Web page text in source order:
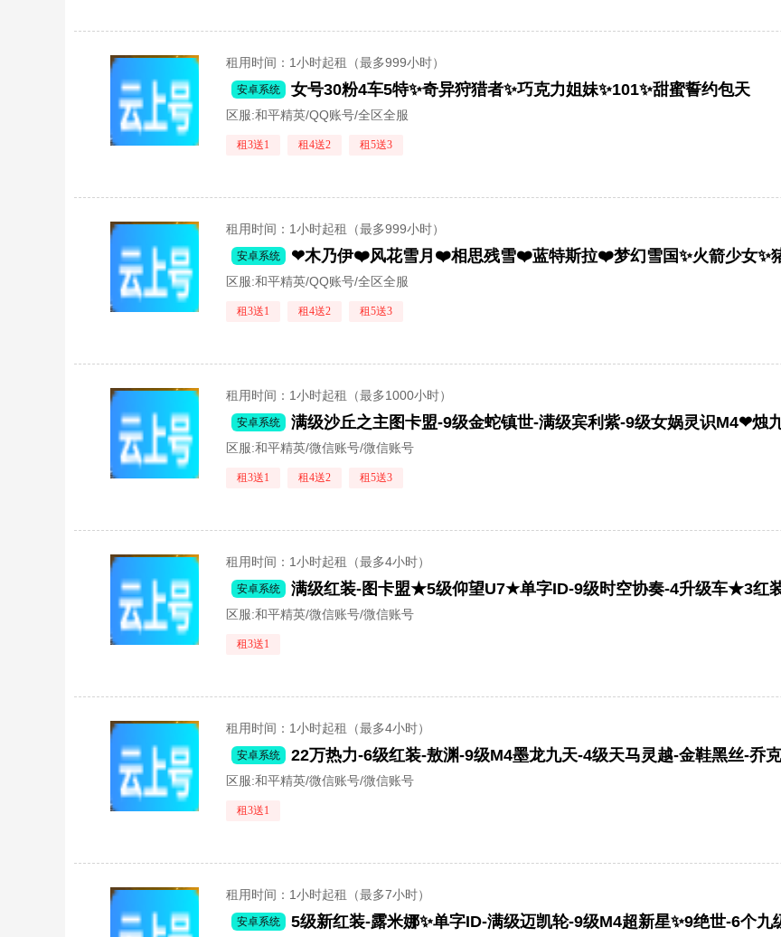
租用时间 ：1小时起租（最多999小时）
安卓系统 女号30粉4车5特✨奇异狩猎者✨巧克力姐妹✨101✨甜蜜誓约包天
区服:和平精英/QQ账号/全区全服
租3送1 租4送2 租5送3
租用时间 ：1小时起租（最多999小时）
安卓系统
区服:和平精英/QQ账号/全区全服
租3送1 租4送2 租5送3
租用时间 ：1小时起租（最多1000小时）
安卓系统
区服:和平精英/微信账号/微信账号
租3送1 租4送2 租5送3
租用时间 ：1小时起租（最多4小时）
安卓系统
区服:和平精英/微信账号/微信账号
租3送1
租用时间 ：1小时起租（最多4小时）
安卓系统
区服:和平精英/微信账号/微信账号
租3送1
租用时间 ：1小时起租（最多7小时）
安卓系统